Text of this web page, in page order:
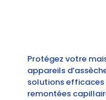
Protégez votre
appareils
solutions
remontées